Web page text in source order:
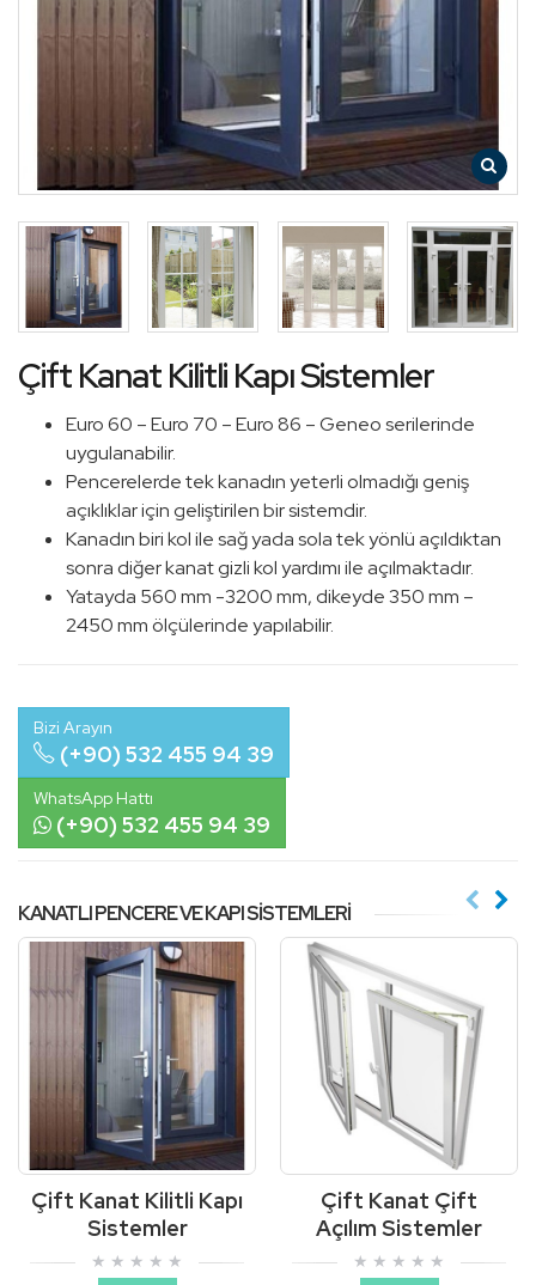
Çift Kanat Kilitli Kapı Sistemler
Euro 60 – Euro 70 – Euro 86 – Geneo serilerinde
uygulanabilir.
Pencerelerde tek kanadın yeterli olmadığı geniş
açıklıklar için geliştirilen bir sistemdir.
Kanadın biri kol ile sağ yada sola tek yönlü açıldıktan
sonra diğer kanat gizli kol yardımı ile açılmaktadır.
Yatayda 560 mm -3200 mm, dikeyde 350 mm –
2450 mm ölçülerinde yapılabilir.
Bizi Arayın
(+90) 532 455 94 39
WhatsApp Hattı
(+90) 532 455 94 39
KANATLI PENCERE VE KAPI SISTEMLERI
Çift Kanat Kilitli Kapı
Sistemler
Çift Kanat Çift
Açılım Sistemler